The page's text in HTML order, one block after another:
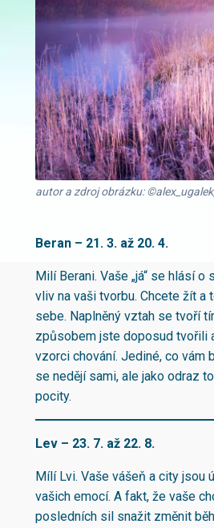
autor a zdroj obrázku:
Beran – 21. 3. až 20. 4.
Milí Berani. Vaše „já“ se hlásí
vliv na vaši tvorbu. Chcete žít a
sebe. Naplněný vztah se tvoří
způsobem jste doposud tvořili
vzorci chování. Jediné, co vám
se nedějí sami, ale jako odraz
pocity.
Lev – 23. 7. až 22. 8.
Mílí Lvi. Vaše vášeň a city jsou
vašich emocí. A fakt, že vaše
posledních sil snažit změnit